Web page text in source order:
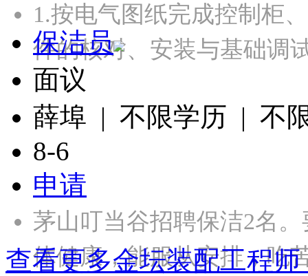
1.按电气图纸完成控制柜
件的核对、安装与基础
保洁员
面议
薛埠 | 不限学历 | 不
8-6
申请
茅山叮当谷招聘保洁2名
体健康，能服从安排，
查看更多金坛装配工程